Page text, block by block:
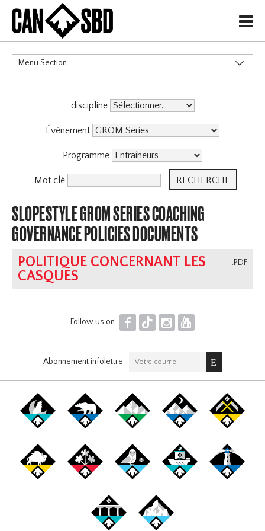
H
Menu Section
discipline
Événement
Programme
Mot clé
SLOPESTYLE GROM SERIES COACHING
GOVERNANCE POLICIES DOCUMENTS
.PDF
POLITIQUE CONCERNANT LES
CASQUES
Follow us on F T I Y
Abonnement infolettre